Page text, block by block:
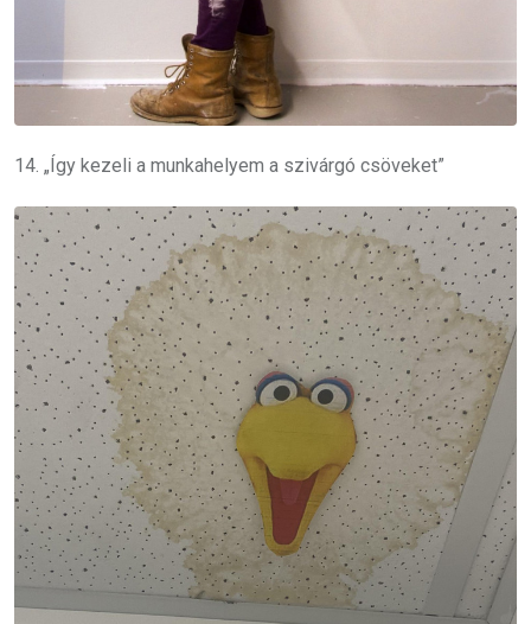
14. „Így kezeli a munkahelyem a szivárgó csöveket”